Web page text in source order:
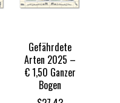
Gefährdete
Arten 2025 –
€ 1,50 Ganzer
Bogen